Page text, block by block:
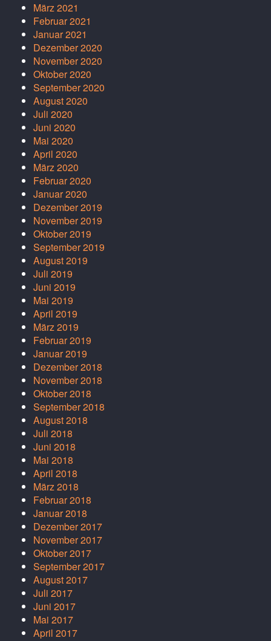
März 2021
Februar 2021
Januar 2021
Dezember 2020
November 2020
Oktober 2020
September 2020
August 2020
Juli 2020
Juni 2020
Mai 2020
April 2020
März 2020
Februar 2020
Januar 2020
Dezember 2019
November 2019
Oktober 2019
September 2019
August 2019
Juli 2019
Juni 2019
Mai 2019
April 2019
März 2019
Februar 2019
Januar 2019
Dezember 2018
November 2018
Oktober 2018
September 2018
August 2018
Juli 2018
Juni 2018
Mai 2018
April 2018
März 2018
Februar 2018
Januar 2018
Dezember 2017
November 2017
Oktober 2017
September 2017
August 2017
Juli 2017
Juni 2017
Mai 2017
April 2017